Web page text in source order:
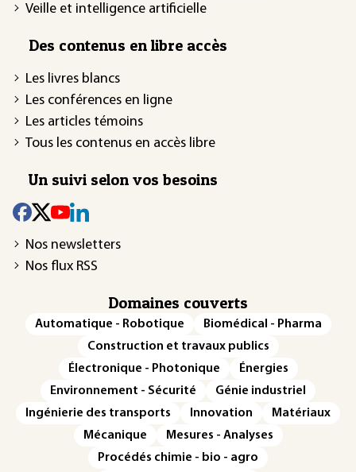
Veille et intelligence artificielle
Des contenus en libre accès
Les livres blancs
Les conférences en ligne
Les articles témoins
Tous les contenus en accès libre
Un suivi selon vos besoins
Nos newsletters
Nos flux RSS
Domaines couverts
Automatique - Robotique
Biomédical - Pharma
Construction et travaux publics
Électronique - Photonique
Énergies
Environnement - Sécurité
Génie industriel
Ingénierie des transports
Innovation
Matériaux
Mécanique
Mesures - Analyses
Procédés chimie - bio - agro